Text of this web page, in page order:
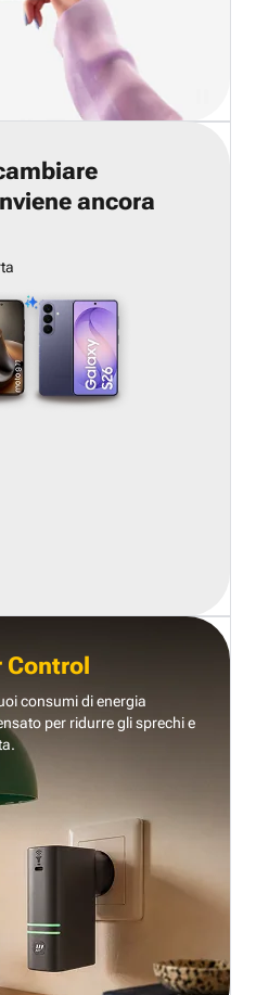
ancora
Control
consumi di energia
per ridurre gli sprechi e